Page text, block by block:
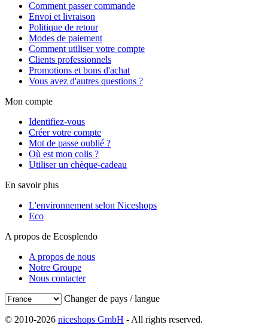
Comment passer commande
Envoi et livraison
Politique de retour
Modes de paiement
Comment utiliser votre compte
Clients professionnels
Promotions et bons d'achat
Vous avez d'autres questions ?
Mon compte
Identifiez-vous
Créer votre compte
Mot de passe oublié ?
Où est mon colis ?
Utiliser un chèque-cadeau
En savoir plus
L'environnement selon Niceshops
Eco
A propos de Ecosplendo
A propos de nous
Notre Groupe
Nous contacter
Changer de pays / langue
© 2010-2026 niceshops GmbH - All rights reserved.